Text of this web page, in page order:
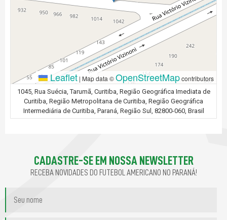
Leaflet | Map data ©OpenStreetMapcontributors
1045, Rua Suécia, Tarumã, Curitiba, Região Geográfica Imediata de
Curitiba, Região Metropolitana de Curitiba, Região Geográfica
Intermediária de Curitiba, Paraná, Região Sul, 82800-060, Brasil
CADASTRE-SE EM NOSSA NEWSLETTER
RECEBA NOVIDADES DO FUTEBOL AMERICANO NO PARANÁ!